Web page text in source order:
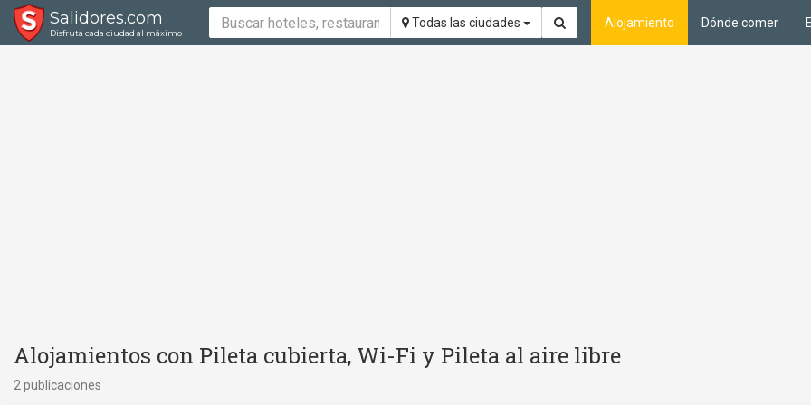
Salidores.com
Disfrutá cada ciudad al máximo
Todas las ciudades Alojamiento Dónde comer
Alojamientos con Pileta cubierta, Wi-Fi y Pileta al aire libre
2 publicaciones